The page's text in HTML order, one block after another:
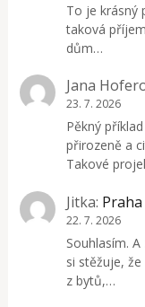
To je krásný
taková
dům…
Jana
23. 7. 2026
Pěkný
přirozeně a
Takové
Jitka:
22. 7. 2026
Souhlasím.
si stěžuje,
z bytů,…